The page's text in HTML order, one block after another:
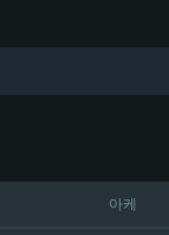
아케